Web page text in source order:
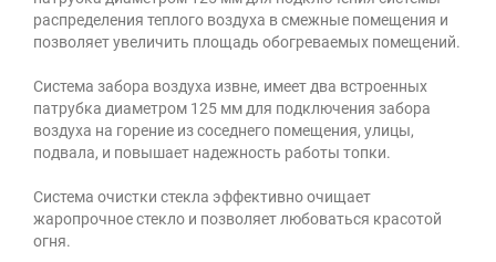
распределения теплого воздуха в смежные помещения и
позволяет увеличить площадь обогреваемых помещений.
Система забора воздуха извне, имеет два встроенных
патрубка диаметром 125 мм для подключения забора
воздуха на горение из соседнего помещения, улицы,
подвала, и повышает надежность работы топки.
Система очистки стекла эффективно очищает
жаропрочное стекло и позволяет любоваться красотой
огня.